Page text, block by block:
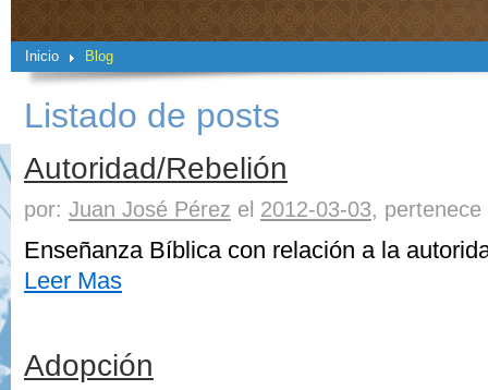
Inicio Blog
Listado de posts
Autoridad/Rebelión
por: Juan José Pérez el 2012-03-03,
Enseñanza Bíblica con relación a la
Leer Mas
Adopción